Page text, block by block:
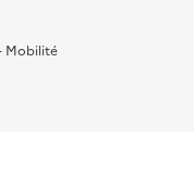
Mobilité